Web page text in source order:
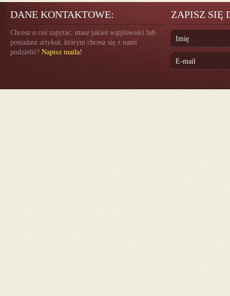
DANE KONTAKTOWE:
Chcesz o coś zapytać, masz jakieś wątpliwości lub
posiadasz artykuł, którym chcesz się z nami
podzielić? Napisz maila!
ZAPISZ SIĘ